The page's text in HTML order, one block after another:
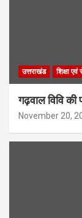
उत्तराखंड शिक्षा एवं
गढ़वाल विवि की
November 20,